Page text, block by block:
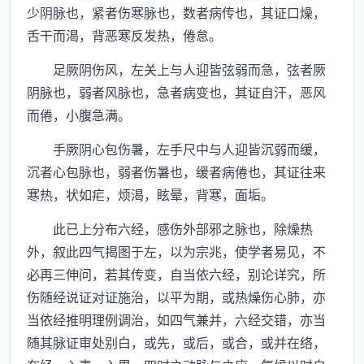
少阴脉也，紧者伤寒脉也，数者病传也，其证口燥，
舌干而渴，背恶寒反发热，倦怠。
足厥阴伤风，左关上与人迎皆弦弱而急，弦者厥
阴脉也，弱者风脉也，急者病变也，其证自汗，恶风
而倦，小腹急满。
手厥阴心包伤暑，左手尺中与人迎皆沉弱而缓，
沉者心包脉也，弱者伤暑也，缓者病倦也，其证往来
寒热，状如疟，烦渴，眩晕，背寒，面垢。
此已上分布六经，感伤外部邪之脉也，除燥热
外，叙此四气揭图于左，以为宗兆，使学者易见，不
必再三伸问，若其传变，自当依六经，别论详究，所
伤随经说证对证施治，以平为期，或热燥伤心肺，亦
当依经推明理例调治，如四气兼并，六经交错，亦当
随其脉证审处别白，或先，或后，或合，或并在络，